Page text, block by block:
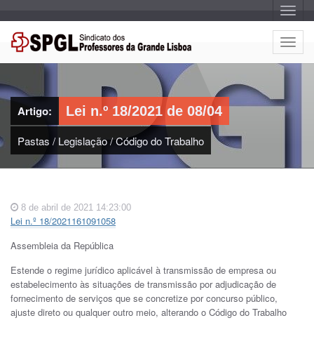
A
l
t
e
r
a
o
A
l
t
n
a
Artigo: Lei n.º 18/2021 de 08/04
Pastas / Legislação/Código do Trabalho
8 de abril de 2021 14:23:00
Lei n.º 18/2021161091058
Assembleia da República
Estende o regime jurídico aplicável à transmissão de empresa ou
estabelecimento às situações de transmissão por adjudicação de
fornecimento de serviços que se concretize por concurso público,
ajuste direto ou qualquer outro meio, alterando o Código do Trabalho